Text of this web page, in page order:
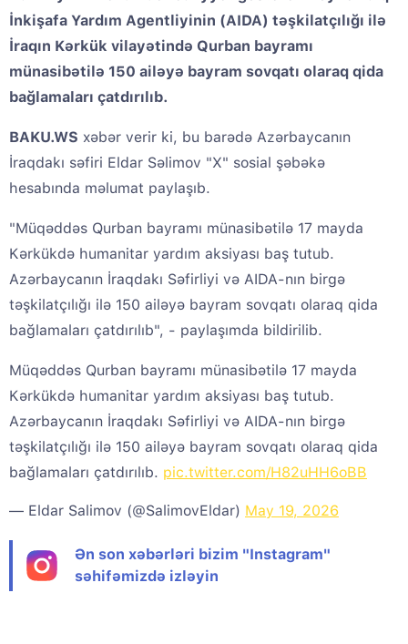
İnkişafa Yardım Agentliyinin (AIDA) təşkilatçılığı ilə
İraqın Kərkük vilayətində Qurban bayramı
münasibətilə 150 ailəyə bayram sovqatı olaraq qida
bağlamaları çatdırılıb.
BAKU.WS xəbər verir ki, bu barədə Azərbaycanın
İraqdakı səfiri Eldar Səlimov "X" sosial şəbəkə
hesabında məlumat paylaşıb.
"Müqəddəs Qurban bayramı münasibətilə 17 mayda
Kərkükdə humanitar yardım aksiyası baş tutub.
Azərbaycanın İraqdakı Səfirliyi və AIDA-nın birgə
təşkilatçılığı ilə 150 ailəyə bayram sovqatı olaraq qida
bağlamaları çatdırılıb", - paylaşımda bildirilib.
Müqəddəs Qurban bayramı münasibətilə 17 mayda
Kərkükdə humanitar yardım aksiyası baş tutub.
Azərbaycanın İraqdakı Səfirliyi və AIDA-nın birgə
təşkilatçılığı ilə 150 ailəyə bayram sovqatı olaraq qida
bağlamaları çatdırılıb. pic.twitter.com/H82uHH6oBB
— Eldar Salimov (@SalimovEldar) May 19, 2026
Ən son xəbərləri bizim "Instagram"
səhifəmizdə izləyin